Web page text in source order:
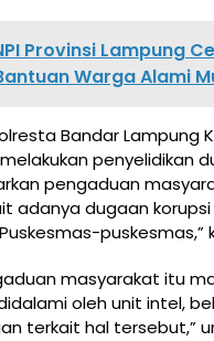
Provinsi Lampung
Warga Alami
Bandar Lampung
penyelidikan
pengaduan
adanya dugaan
puskesmas,”
masyarakat itu
oleh unit intel,
terkait hal tersebut,”